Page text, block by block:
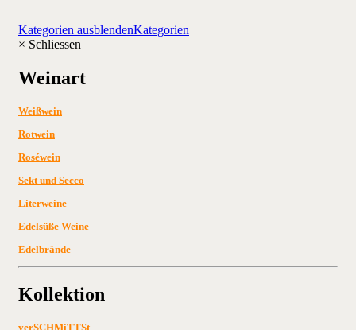
Kategorien ausblendenKategorien
× Schliessen
Weinart
Weißwein
Rotwein
Roséwein
Sekt und Secco
Literweine
Edelsüße Weine
Edelbrände
Kollektion
verSCHMiTTSt